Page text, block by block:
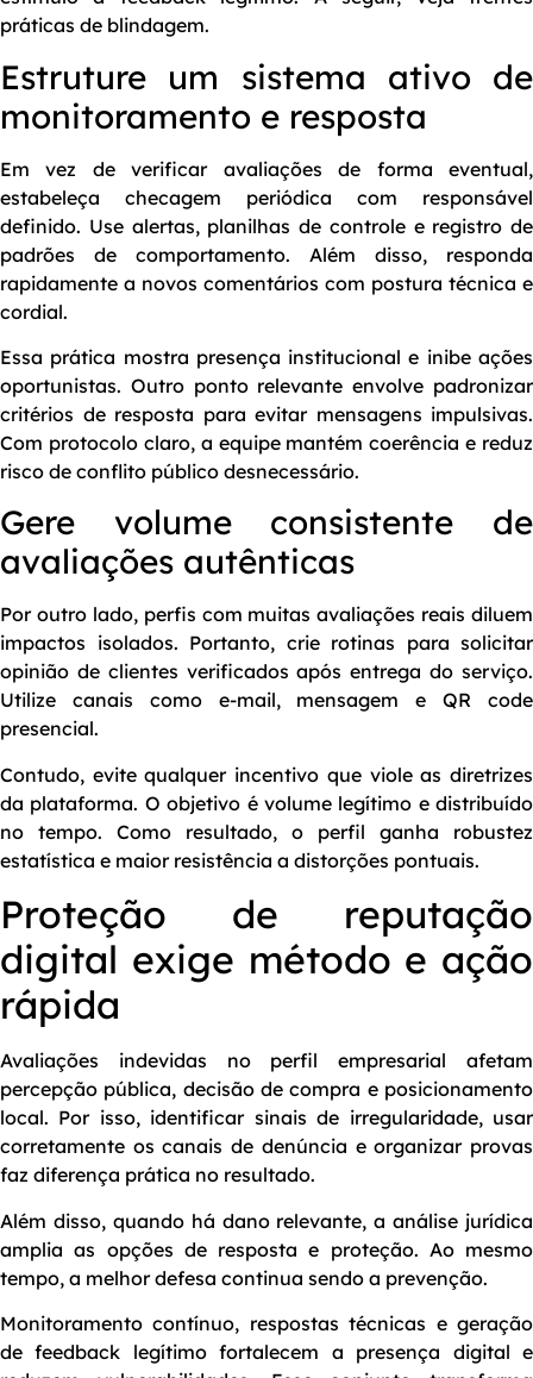
práticas de blindagem.
Estruture um sistema ativo de
monitoramento e resposta
Em vez de verificar avaliações de forma eventual,
estabeleça checagem periódica com responsável
definido. Use alertas, planilhas de controle e registro de
padrões de comportamento. Além disso, responda
rapidamente a novos comentários com postura técnica e
cordial.
Essa prática mostra presença institucional e inibe ações
oportunistas. Outro ponto relevante envolve padronizar
critérios de resposta para evitar mensagens impulsivas.
Com protocolo claro, a equipe mantém coerência e reduz
risco de conflito público desnecessário.
Gere volume consistente de
avaliações autênticas
Por outro lado, perfis com muitas avaliações reais diluem
impactos isolados. Portanto, crie rotinas para solicitar
opinião de clientes verificados após entrega do serviço.
Utilize canais como e-mail, mensagem e QR code
presencial.
Contudo, evite qualquer incentivo que viole as diretrizes
da plataforma. O objetivo é volume legítimo e distribuído
no tempo. Como resultado, o perfil ganha robustez
estatística e maior resistência a distorções pontuais.
Proteção de reputação
digital exige método e ação
rápida
Avaliações indevidas no perfil empresarial afetam
percepção pública, decisão de compra e posicionamento
local. Por isso, identificar sinais de irregularidade, usar
corretamente os canais de denúncia e organizar provas
faz diferença prática no resultado.
Além disso, quando há dano relevante, a análise jurídica
amplia as opções de resposta e proteção. Ao mesmo
tempo, a melhor defesa continua sendo a prevenção.
Monitoramento contínuo, respostas técnicas e geração
de feedback legítimo fortalecem a presença digital e